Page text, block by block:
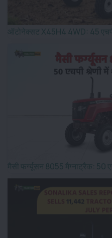
ऑटोनेक्सट X45H4 4WD: 45
मैसी फर्ग्यूसन 8055 मैग्नाट्रैक: 50